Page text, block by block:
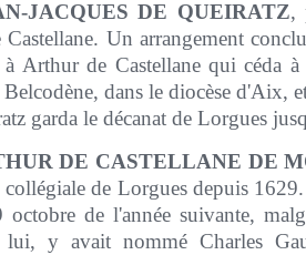
JACQUES DE QUEIRATZ,
Un arrangement
Arthur de Castellane qui céda
Belcodène, dans le diocèse
garda le décanat de Lorgues
DE CASTELLANE DE
collégiale de Lorgues depuis
octobre de l'année suivante,
y avait nommé Charles